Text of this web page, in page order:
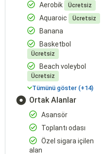
Aerobik Ücretsiz
Aquaroic Ücretsiz
Banana
Basketbol
Ücretsiz
Beach voleybol
Ücretsiz
Tümünü göster (+14)
Ortak Alanlar
Asansör
Toplantı odası
Özel sigara içilen
alan